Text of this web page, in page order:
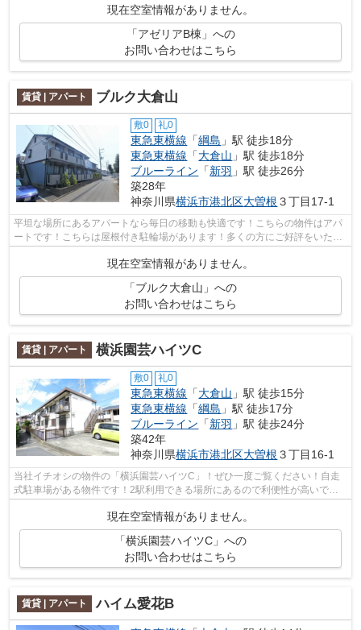
現在空室情報がありません。
「アゼリアB棟」への
お問い合わせはこちら
賃貸 | アパート ブルク大倉山
敷0 礼0
東急東横線 「綱島 」駅 徒歩18分
東急東横線 「大倉山 」駅 徒歩18分
ブルーライン 「新羽 」駅 徒歩26分
築28年
神奈川県横浜市港北区大曽根 ３丁目17-1
平坦な場所にあるアパートなら毎日の移動も快適です！こちらの物件はアパ
ートです！こちらは屋根付き駐輪場があります！多くの方にご好評をいただ
いている、清潔感のある賃貸物件です...
現在空室情報がありません。
「ブルク大倉山」への
お問い合わせはこちら
賃貸 | アパート 横浜園芸ハイツC
敷0 礼0
東急東横線 「大倉山 」駅 徒歩15分
東急東横線 「綱島 」駅 徒歩17分
ブルーライン 「新羽 」駅 徒歩24分
築42年
神奈川県横浜市港北区大曽根 ３丁目16-1
当社イチオシの物件の「横浜園芸ハイツC」！ぜひ一度ご覧ください！自走
式駐車場がある物件です！2駅利用できる場所にあるので利便性が高いで
現在空室情報がありません。
「横浜園芸ハイツC」への
お問い合わせはこちら
賃貸 | アパート ハイム愛花B